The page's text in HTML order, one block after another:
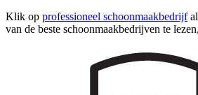
Klik op professioneel schoonmaakbedrijf
van de beste schoonmaakbedrijven te